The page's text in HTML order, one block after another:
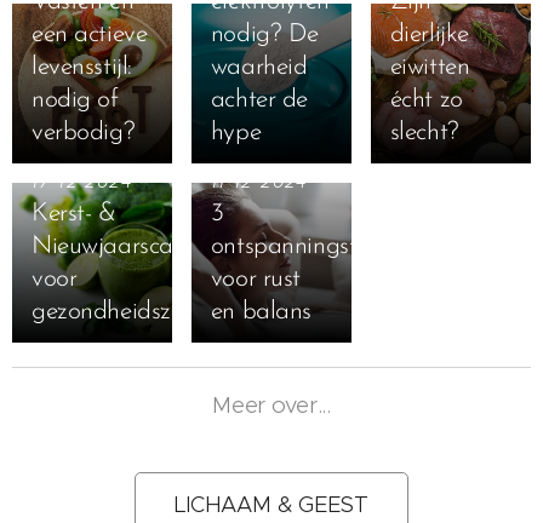
een actieve
levensstijl:
nodig of
verbodig?
nodig? De
waarheid
achter de
hype
dierlijke
eiwitten
écht zo
slecht?
17-12-2024
Kerst- &
Nieuwjaarscadeautips
voor
gezondheidszotten
11-12-2024
3
ontspanningstechnieken
voor rust
en balans
Meer over...
LICHAAM & GEEST